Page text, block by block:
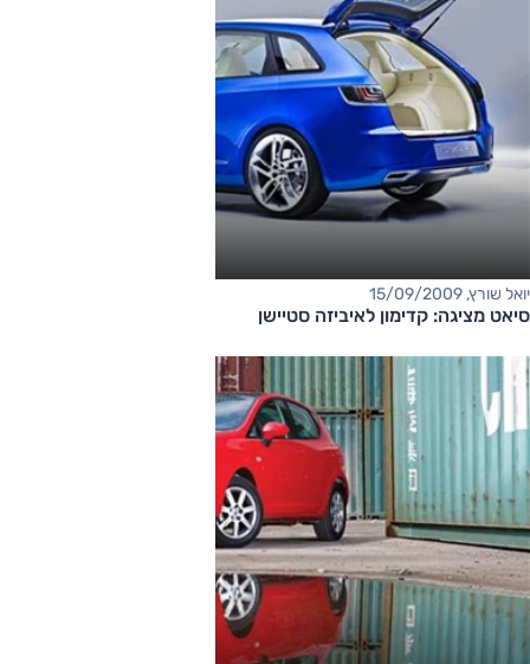
יואל שורץ, 15/09/2009
סיאט מציגה: קדימון לאיביזה סטיישן